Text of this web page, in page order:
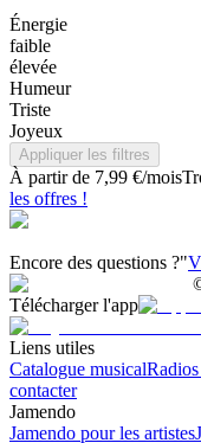
Énergie
faible
élevée
Humeur
Triste
Joyeux
Appliquer les filtres
À partir de 7,99 €/mois
les offres !
Encore des questions ?"
Télécharger l'app
Liens utiles
Catalogue musical
contacter
Jamendo
Jamendo pour les artistes